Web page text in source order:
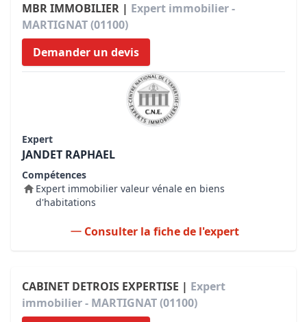
MBR IMMOBILIER | Expert immobilier -
MARTIGNAT (01100)
Demander un devis
Expert
JANDET RAPHAEL
Compétences
Expert immobilier valeur vénale en biens
d'habitations
Consulter la fiche de l'expert
CABINET DETROIS EXPERTISE | Expert
immobilier - MARTIGNAT (01100)